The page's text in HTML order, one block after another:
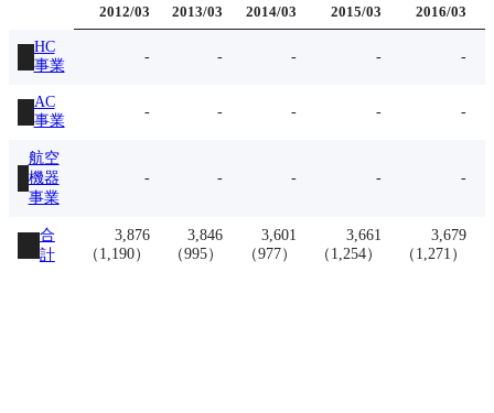
2012/03 2013/03 2014/03 2015/03 2016/03
HC
事業
- - - - -
AC
事業
- - - - -
航空
機器
事業
- - - - -
合
計
3,876
（ 1,190）
3,846
（995）
3,601
（977）
3,661
（ 1,254）
3,679
（ 1,271 ）